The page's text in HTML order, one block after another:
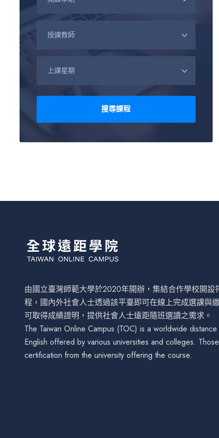
由國立臺灣師範大學於2020年開辦，集結合作學校開
程，國內外社會人士透過該平臺即可在線上完成選課與
可取得成績證明，提供社會人士遠距隨班選讀之需求。
The Taiwan Online Campus (TOC) is a worldwide
English offered by various universities and colleges.
certification from the university offering the course.